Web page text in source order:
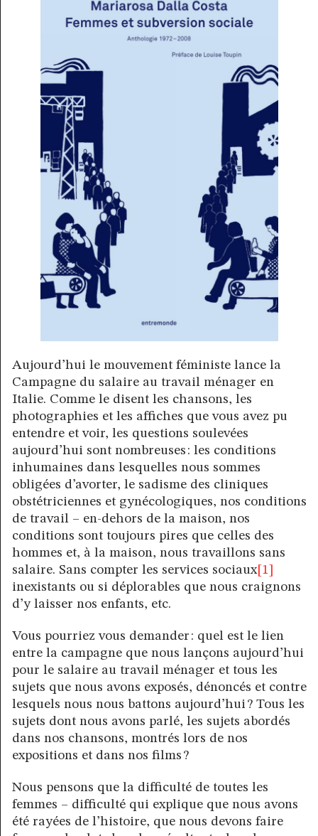
Aujourd’hui le mouvement féministe lance la
Campagne du salaire au travail ménager en
Italie. Comme le disent les chansons, les
photographies et les affiches que vous avez pu
entendre et voir, les questions soulevées
aujourd’hui sont nombreuses : les conditions
inhumaines dans lesquelles nous sommes
obligées d’avorter, le sadisme des cliniques
obstétriciennes et gynécologiques, nos conditions
de travail – en-dehors de la maison, nos
conditions sont toujours pires que celles des
hommes et, à la maison, nous travaillons sans
salaire. Sans compter les services sociaux[1]
inexistants ou si déplorables que nous craignons
d’y laisser nos enfants, etc.
Vous pourriez vous demander : quel est le lien
entre la campagne que nous lançons aujourd’hui
pour le salaire au travail ménager et tous les
sujets que nous avons exposés, dénoncés et contre
lesquels nous nous battons aujourd’hui ? Tous les
sujets dont nous avons parlé, les sujets abordés
dans nos chansons, montrés lors de nos
expositions et dans nos films ?
Nous pensons que la difficulté de toutes les
femmes – difficulté qui explique que nous avons
été rayées de l’histoire, que nous devons faire